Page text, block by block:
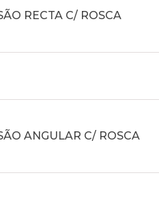
RECTA C/ ROSCA
ANGULAR C/ ROSCA